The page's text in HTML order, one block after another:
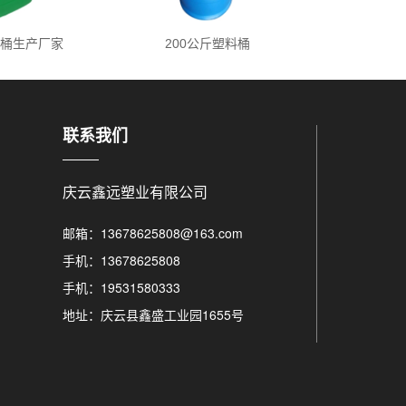
生产厂家 200公斤塑料桶
联系我们
庆云鑫远塑业有限公司
邮箱：13678625808@163.com
手机：13678625808
手机：19531580333
地址：庆云县鑫盛工业园1655号